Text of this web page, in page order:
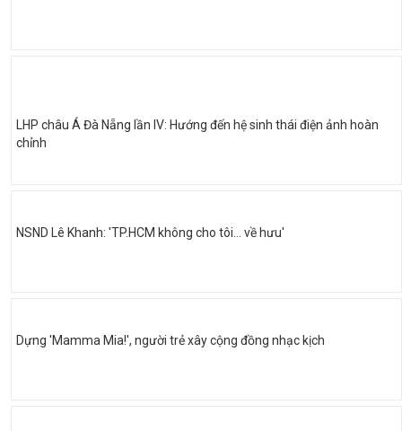
LHP châu Á Đà Nẵng lần IV: Hướng đến hệ sinh thái điện ảnh hoàn
chỉnh
NSND Lê Khanh: 'TP.HCM không cho tôi… về hưu'
Dựng 'Mamma Mia!', người trẻ xây cộng đồng nhạc kịch